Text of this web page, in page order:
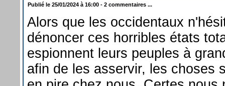
Publié le 25/01/2024 à 16:00 - 2 commentaires ...
Alors que les occidentaux
dénoncer ces horribles états
espionnent leurs peuples à
afin de les asservir, les choses